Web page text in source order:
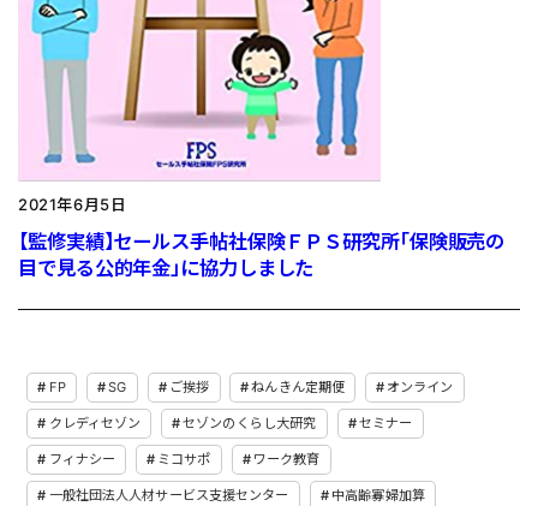
2021年6月5日
【監修実績】セールス手帖社保険ＦＰＳ研究所「保険販売の
目で見る公的年金」に協力しました
FP SG ご挨拶 ねんきん定期便 オンライン
クレディセゾン セゾンのくらし大研究 セミナー
フィナシー ミコサポ ワーク教育
一般社団法人人材サービス支援センター 中高齢寡婦加算